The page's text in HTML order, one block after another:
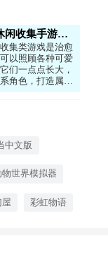
收集手游汇总
集类游戏是治愈
以照顾各种可爱
们一点点长大，
角色，打造属于
类游戏画风温
的时候玩一玩。
欢小动物，想要
中文版
物世界模拟器
屋 彩虹物语